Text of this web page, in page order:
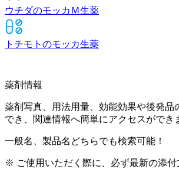
ウチダのモッカＭ生薬
トチモトのモッカ生薬
薬剤情報
薬剤写真、用法用量、効能効果や後発品
でき、関連情報へ簡単にアクセスができ
一般名、製品名どちらでも検索可能！
※ ご使用いただく際に、必ず最新の添付